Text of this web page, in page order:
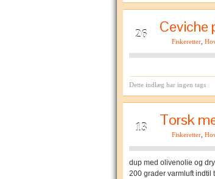
26 Ceviche
Fiskeretter
Dette indlæg har ingen tags
13 Torsk
Fiskeretter
dup med olivenolie og
200 grader varmluft indtil